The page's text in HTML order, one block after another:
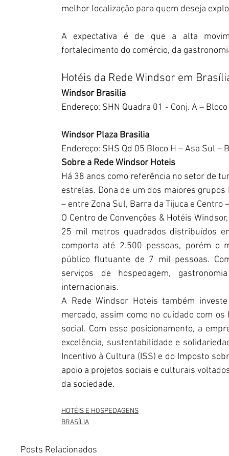
melhor localização para quem deseja
A expectativa é de que a alta
fortalecimento do comércio, da
Hotéis da Rede Windsor em
Windsor Brasilia
Endereço: SHN Quadra 01 - Conj. A –
Windsor Plaza Brasilia
Endereço: SHS Qd 05 Bloco H – Asa Sul
Sobre a Rede Windsor Hoteis
Há 38 anos como referência no setor de
estrelas. Dona de um dos maiores
– entre Zona Sul, Barra da Tijuca e
O Centro de Convenções & Hotéis
25 mil metros quadrados distribuídos
comporta até 2.500 pessoas, porém o
público flutuante de 7 mil pessoas.
serviços de hospedagem,
internacionais.
A Rede Windsor Hoteis também
mercado, assim como no cuidado com
social. Com esse posicionamento, a
excelência, sustentabilidade e
Incentivo à Cultura (ISS) e do Imposto
apoio a projetos sociais e culturais
da sociedade.
HOTÉIS E HOSPEDAGENS
BRASÍLIA
Posts Relacionados